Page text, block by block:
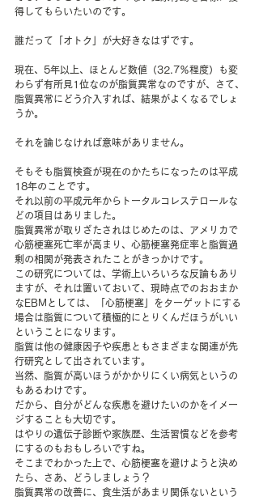
得してもらいたいのです。
誰だって「オトク」が大好きなはずです。
現在、5年以上、ほとんど数値（32.7％程度）も変
わらず有所見1位なのが脂質異常なのですが、さて、
脂質異常にどう介入すれば、結果がよくなるでしょ
うか。
それを論じなければ意味がありません。
そもそも脂質検査が現在のかたちになったのは平成
18年のことです。
それ以前の平成元年からトータルコレステロールな
どの項目はありました。
脂質異常が取りざたされはじめたのは、アメリカで
心筋梗塞死亡率が高まり、心筋梗塞発症率と脂質過
剰の相関が発表されたことがきっかけです。
この研究については、学術上いろいろな反論もあり
ますが、それは置いておいて、現時点でのおおまか
なEBMとしては、「心筋梗塞」をターゲットにする
場合は脂質について積極的にとりくんだほうがいい
ということになります。
脂質は他の健康因子や疾患ともさまざまな関連が先
行研究として出されています。
当然、脂質が高いほうがかかりにくい病気というの
もあるわけです。
だから、自分がどんな疾患を避けたいのかをイメー
ジすることも大切です。
はやりの遺伝子診断や家族歴、生活習慣などを参考
にするのもおもしろいですね。
そこまでわかった上で、心筋梗塞を避けようと決め
たら、さあ、どうしましょう？
脂質異常の改善に、食生活があまり関係ないという